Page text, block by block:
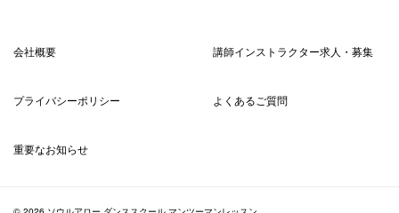
会社概要 講師インストラクター求人・募集
プライバシーポリシー よくあるご質問
重要なお知らせ